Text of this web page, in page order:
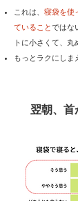
これは、 寝袋を使
ていることではな
トに小さくて、丸
もっとラクにしま
翌朝、首